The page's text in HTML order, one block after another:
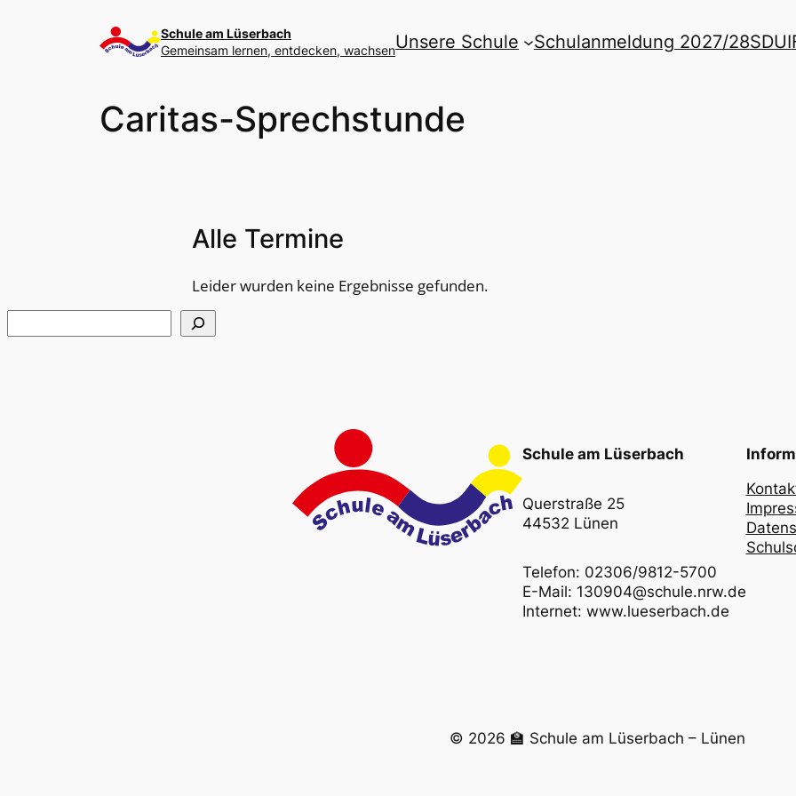
Schule am Lüserbach
Gemeinsam lernen, entdecken, wachsenUnsere Schule Schulanmeldung 2027/28SDUI
Caritas-Sprechstunde
Alle Termine
Leider wurden keine Ergebnisse gefunden.
Schule am Lüserbach
Querstraße 25
44532 Lünen
Telefon: 02306/9812-5700
E-Mail: 130904@schule.nrw.de
Internet: www.lueserbach.de
© 2026 🏫 Schule am Lüserbach – Lünen